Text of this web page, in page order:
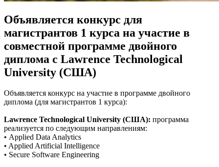
Объявляется конкурс для
магистрантов 1 курса на участие в
совместной программе двойного
диплома с Lawrence Technological
University (США)
Объявляется конкурс на участие в программе двойного
диплома (для магистрантов 1 курса):
Lawrence Technological University (США): программа
реализуется по следующим направлениям:
• Applied Data Analytics
• Applied Artificial Intelligence
• Secure Software Engineering